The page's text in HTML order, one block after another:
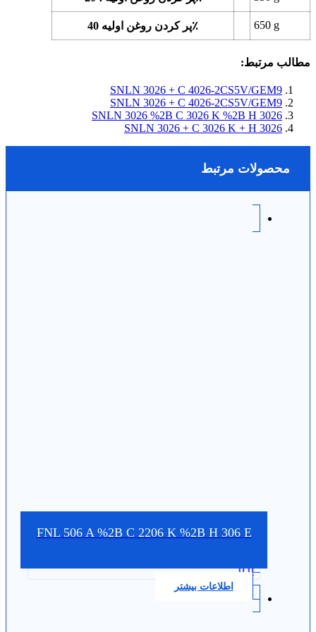
پر کردن روغن اولیه 40٪ 650 g
مطالب مرتبط:
SNLN 3026 + C 4026-2CS5V/GEM9
SNLN 3026 + C 4026-2CS5V/GEM9
SNLN 3026 %2B C 3026 K %2B H 3026
SNLN 3026 + C 3026 K + H 3026
محصولات مرتبط
FNL 506 A %2B C 2206 K %2B H 306 E
0.0
اطلاعات بیشتر